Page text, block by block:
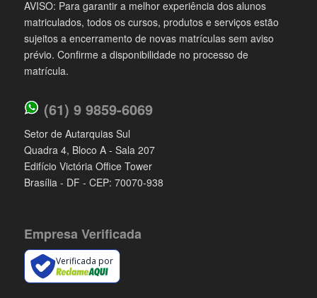
AVISO: Para garantir a melhor experiência dos alunos
matriculados, todos os cursos, produtos e serviços estão
sujeitos a encerramento de novas matrículas sem aviso
prévio. Confirme a disponibilidade no processo de
matrícula.
(61) 9 9859-6069
Setor de Autarquias Sul
Quadra 4, Bloco A - Sala 207
Edifício Victória Office Tower
Brasília - DF - CEP: 70070-938
Empresa Verificada
Verificada por